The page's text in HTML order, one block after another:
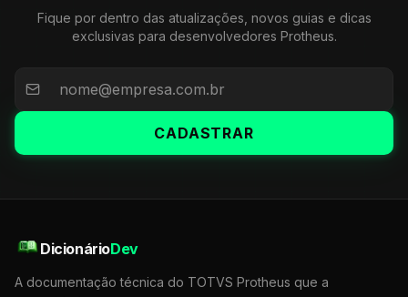
Fique por dentro das atualizações, novos guias e dicas
exclusivas para desenvolvedores Protheus.
CADASTRAR
DicionárioDev
A documentação técnica do TOTVS Protheus que a